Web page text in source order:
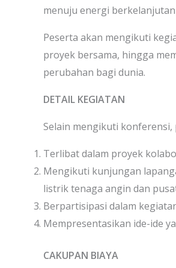
menuju energi
Peserta akan mengikuti
proyek bersama, hingga
perubahan bagi dunia.
DETAIL KEGIATAN
Selain mengikuti
Terlibat dalam proyek
Mengikuti kunjungan
listrik tenaga angin dan
Berpartisipasi dalam
Mempresentasikan ide-ide
CAKUPAN BIAYA